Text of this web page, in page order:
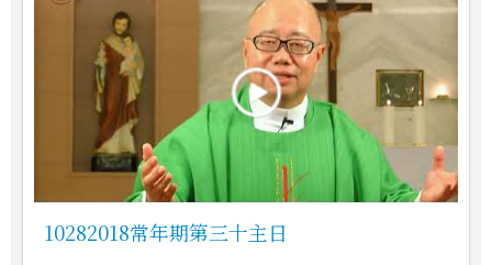
10282018常年期第三十主日